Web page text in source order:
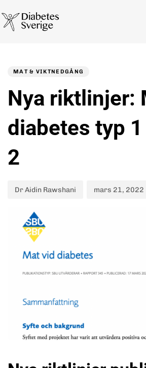
MAT & VIKTNEDGÅNG
Nya riktlinjer:
diabetes typ
2
Dr Aidin Rawshani mars 21, 2022